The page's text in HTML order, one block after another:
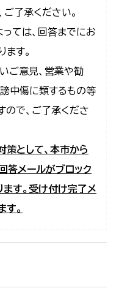
了承ください。
ては、回答までにお
す。
ご意見、営業や勧
中傷に類するもの等
ので、ご了承くださ
策として、本市から
答メールがブロック
す。受け付け完了メ
す。